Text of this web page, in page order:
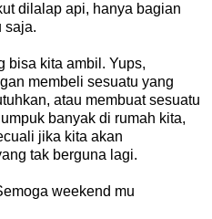
dilalap api, hanya bagian
saja.
bisa kita ambil. Yups,
membeli sesuatu yang
atau membuat sesuatu
banyak di rumah kita,
jika kita akan
tak berguna lagi.
weekend mu